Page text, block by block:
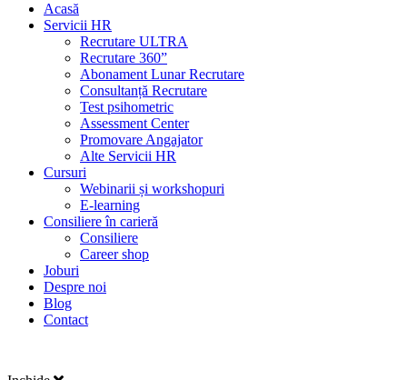
Acasă
Servicii HR
Recrutare ULTRA
Recrutare 360”
Abonament Lunar Recrutare
Consultanță Recrutare
Test psihometric
Assessment Center
Promovare Angajator
Alte Servicii HR
Cursuri
Webinarii și workshopuri
E-learning
Consiliere în carieră
Consiliere
Career shop
Joburi
Despre noi
Blog
Contact